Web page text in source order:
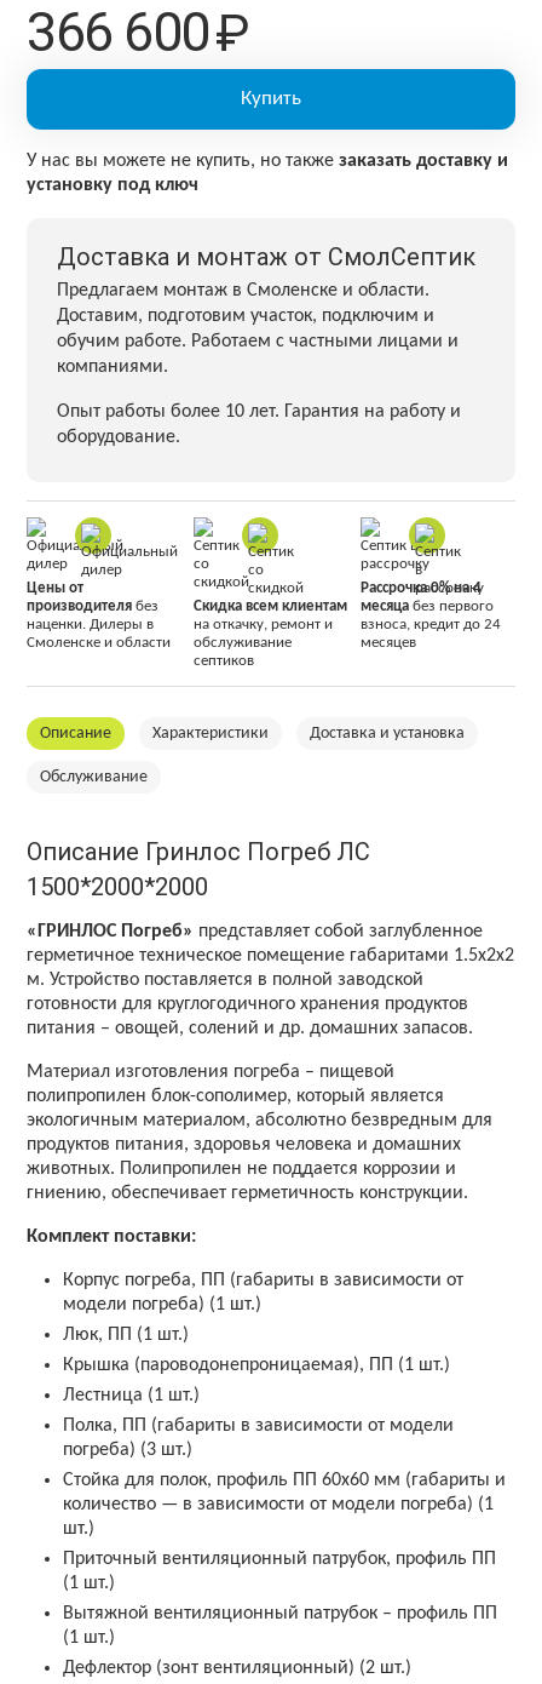
366 600₽
Купить
У нас вы можете не купить, но такжезаказать доставку и
установку под ключ
Доставка и монтаж от СмолСептик
Предлагаем монтаж в Смоленске и области.
Доставим, подготовим участок, подключим и
обучим работе. Работаем с частными лицами и
компаниями.
Опыт работы более 10 лет. Гарантия на работу и
оборудование.
Цены от
производителя без
наценки. Дилеры в
Смоленске и области
Скидка всем клиентам
на откачку, ремонт и
обслуживание
септиков
Рассрочка 0% на 4
месяцабез первого
взноса, кредит до 24
месяцев
Описание Характеристики Доставка и установка
Обслуживание
Описание Гринлос Погреб ЛС
1500*2000*2000
«ГРИНЛОС Погреб» представляет собой заглубленное
герметичное техническое помещение габаритами 1.5х2х2
м. Устройство поставляется в полной заводской
готовности для круглогодичного хранения продуктов
питания – овощей, солений и др. домашних запасов.
Материал изготовления погреба – пищевой
полипропилен блок-сополимер, который является
экологичным материалом, абсолютно безвредным для
продуктов питания, здоровья человека и домашних
животных. Полипропилен не поддается коррозии и
гниению, обеспечивает герметичность конструкции.
Комплект поставки:
Корпус погреба, ПП (габариты в зависимости от
модели погреба) (1 шт.)
Люк, ПП (1 шт.)
Крышка (пароводонепроницаемая), ПП (1 шт.)
Лестница (1 шт.)
Полка, ПП (габариты в зависимости от модели
погреба) (3 шт.)
Стойка для полок, профиль ПП 60х60 мм (габариты и
количество — в зависимости от модели погреба) (1
шт.)
Приточный вентиляционный патрубок, профиль ПП
(1 шт.)
Вытяжной вентиляционный патрубок – профиль ПП
(1 шт.)
Дефлектор (зонт вентиляционный) (2 шт.)